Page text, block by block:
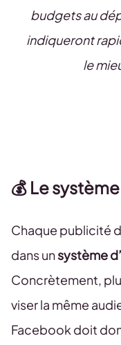
budgets au
indiqueront
le
💰 Le
Chaque publicité
dans unsystème
Concrètement,
viser la même
Facebook doit